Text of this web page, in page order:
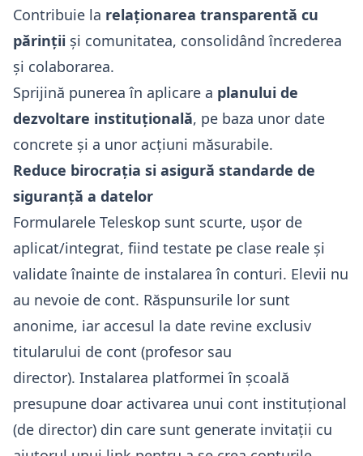
Contribuie la relaționarea transparentă cu
părinții și comunitatea, consolidând încrederea
și colaborarea.
Sprijină punerea în aplicare a planului de
dezvoltare instituțională, pe baza unor date
concrete și a unor acțiuni măsurabile.
Reduce birocrația si asigură standarde de
siguranță a datelor
Formularele Teleskop sunt scurte, ușor de
aplicat/integrat, fiind testate pe clase reale și
validate înainte de instalarea în conturi. Elevii nu
au nevoie de cont. Răspunsurile lor sunt
anonime, iar accesul la date revine exclusiv
titularului de cont (profesor sau
director). Instalarea platformei în școală
presupune doar activarea unui cont instituțional
(de director) din care sunt generate invitații cu